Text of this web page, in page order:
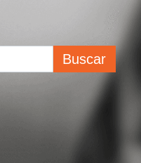
Buscar